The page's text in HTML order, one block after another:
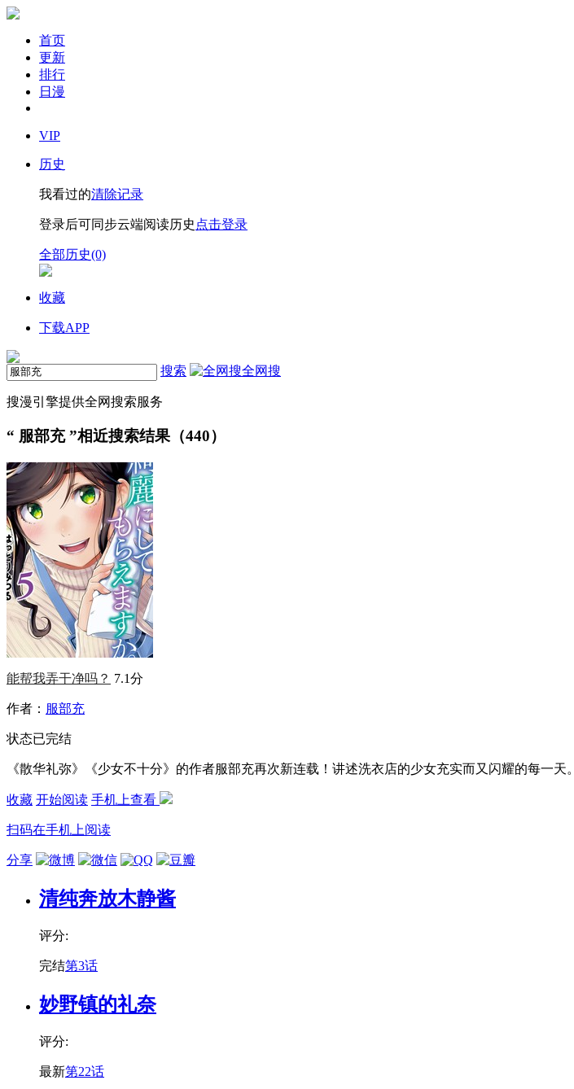
首页
更新
排行
日漫
VIP
历史
我看过的清除记录
登录后可同步云端阅读历史 点击登录
全部历史(0)
收藏
下载APP
搜索 全网搜
搜漫引擎提供全网搜索服务
“ 服部充”相近搜索结果（440）
能帮我弄干净吗？ 7.1分
作者： 服部充
状态已完结
《散华礼弥》《少女不十分》的作者服部充再次新连载！讲述洗衣店的少女充实而又闪耀的每一天。
收藏 开始阅读 手机上查看
扫码在手机上阅读
分享
清纯奔放木静酱
评分:
完结第3话
妙野镇的礼奈
评分:
最新第22话